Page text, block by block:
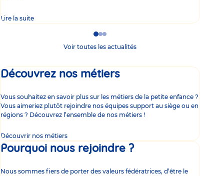
Lire la suite
Go
to
Go
to
Go
to
Voir toutes les actualités
Découvrez nos métiers
Vous souhaitez en savoir plus sur les métiers de la petite enfance ?
Vous aimeriez plutôt rejoindre nos équipes support au siège ou en
régions ? Découvrez l’ensemble de nos métiers !
Découvrir nos métiers
Pourquoi nous rejoindre ?
Nous sommes fiers de porter des valeurs fédératrices, d’être le